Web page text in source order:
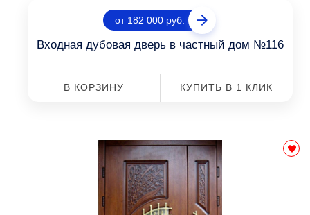
от 182 000 руб.
Входная дубовая дверь в частный дом №116
В КОРЗИНУ КУПИТЬ В 1 КЛИК